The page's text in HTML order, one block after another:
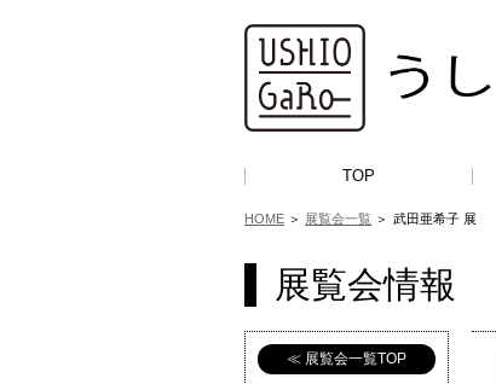
TOP
HOME ＞ 展覧会一覧 ＞ 武田亜希子 展
展覧会情報
≪ 展覧会一覧TOP